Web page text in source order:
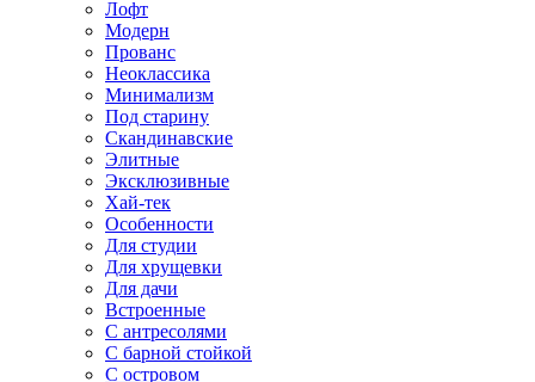
Лофт
Модерн
Прованс
Неоклассика
Минимализм
Под старину
Скандинавские
Элитные
Эксклюзивные
Хай-тек
Особенности
Для студии
Для хрущевки
Для дачи
Встроенные
С антресолями
С барной стойкой
С островом